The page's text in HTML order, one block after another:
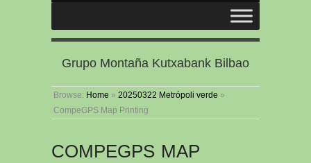
Grupo Montaña Kutxabank Bilbao
Browse: Home » 20250322 Metrópoli verde »
CompeGPS Map Printing
COMPEGPS MAP